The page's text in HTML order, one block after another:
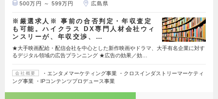
500万円 ～ 599万円 広島県
※厳選求人※ 事前の合否判定・年収査定
も可能。ハイクラス DX専門人材会社ウィ
ンスリーが、年収交渉、…
★大手映画配給・配信会社を中心とした新作映画やドラマ、大手有名企業に対す
るデジタル領域の広告プランニング ★広告の効果／効…
会社概要
・エンタメマーケティング事業 ・クロスインダストリーマーケティ
ング事業 ・IPコンテンツプロデュース事業